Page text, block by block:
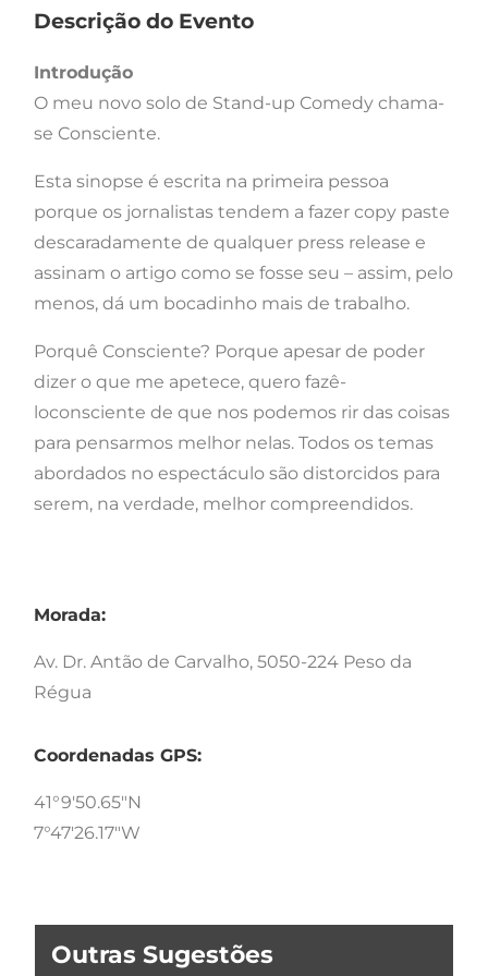
Descrição do Evento
Introdução
O meu novo solo de Stand-up Comedy chama-
se Consciente.
Esta sinopse é escrita na primeira pessoa
porque os jornalistas tendem a fazer copy paste
descaradamente de qualquer press release e
assinam o artigo como se fosse seu – assim, pelo
menos, dá um bocadinho mais de trabalho.
Porquê Consciente? Porque apesar de poder
dizer o que me apetece, quero fazê-
loconsciente de que nos podemos rir das coisas
para pensarmos melhor nelas. Todos os temas
abordados no espectáculo são distorcidos para
serem, na verdade, melhor compreendidos.
Morada:
Av. Dr. Antão de Carvalho, 5050-224 Peso da
Régua
Coordenadas GPS:
41°9'50.65"N
7°47'26.17"W
Outras Sugestões